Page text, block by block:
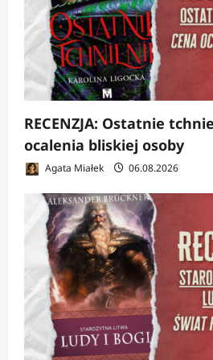
RECENZJA: Ostatnie
ocalenia bliskiej osoby
Agata Miałek 06.08.2026